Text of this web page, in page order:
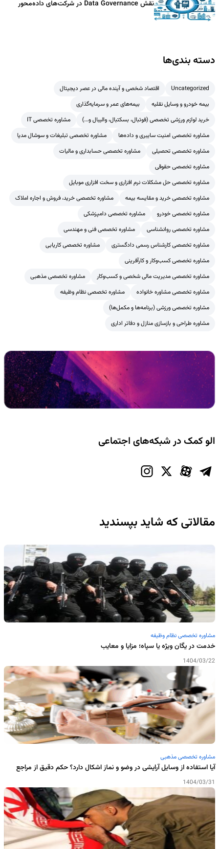
نقش Data Governance در شرکت‌های داده‌محور
دسته بندی‌ها
Uncategorized
اقتصاد شخصی و آینده مالی در عصر دیجیتال
بیمه خودرو و وسایل نقلیه
بیمه‌های عمر و سرمایه‌گذاری
خرید لوازم ورزشی تخصصی (فوتبال، بسکتبال، والیبال و...)
مشاوره تخصصی IT
مشاوره تخصصی امنیت سایبری و داده‌ها
مشاوره تخصصی تبلیغات و سوشال مدیا
مشاوره تخصصی تحصیلی
مشاوره تخصصی حسابداری و مالیات
مشاوره تخصصی حقوقی
مشاوره تخصصی حل مشکلات نرم افزاری و سخت افزاری موبایل
مشاوره تخصصی خرید و مقایسه بیمه
مشاوره تخصصی خرید، فروش و اجاره املاک
مشاوره تخصصی خودرو
مشاوره تخصصی دامپزشکی
مشاوره تخصصی روانشناسی
مشاوره تخصصی فنی و مهندسی
مشاوره تخصصی کارشناس رسمی دادگستری
مشاوره تخصصی کاریابی
مشاوره تخصصی کسب‌وکار و کارآفرینی
مشاوره تخصصی مدیریت مالی شخصی و کسب‌وکار
مشاوره تخصصی مذهبی
مشاوره تخصصی مشاوره خانواده
مشاوره تخصصی نظام وظیفه
مشاوره تخصصی ورزشی (برنامه‌ها و مکمل‌ها)
مشاوره طراحی و بازسازی منازل و دفاتر اداری
الو کمک در شبکه‌های اجتماعی
مقالاتی که شاید بپسندید
مشاوره تخصصی نظام وظیفه
خدمت در یگان ویژه یا سپاه؛ مزایا و معایب
1404/03/22
مشاوره تخصصی مذهبی
آیا استفاده از وسایل آرایشی در وضو و نماز اشکال دارد؟ حکم دقیق از مراجع
1404/03/31